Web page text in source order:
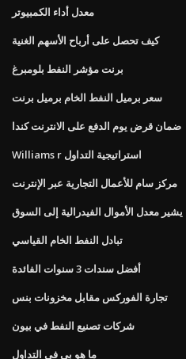
معدل أداء الكمبيوتر
كيف تحصل على أرباح الأسهم الغنية
برنت مؤشر النفط بلومبرغ
سعر برميل النفط الخام برميل برنت
ضمان قرض يوم الدفع على الانترنت كندا
Williams r استراتيجية التداول
مركز سام للأعمال التجارية عبر الإنترنت
يشير معدل الأموال الفيدرالية إلى السوق
تبادل النفط الخام القياسي
أفضل سندات 3 سنوات الفائدة
تجارة الفوركس مقابل مخزونات بنس
شركات تصنيع النفط في بيون
ما هو بي في التداول